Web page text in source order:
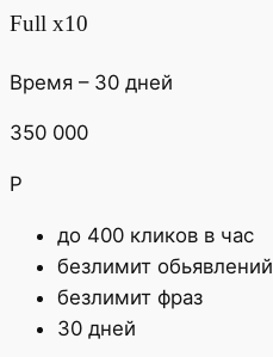
Full х10
Время – 30 дней
350 000
Р
до 400 кликов в час
безлимит обьявлений
безлимит фраз
30 дней